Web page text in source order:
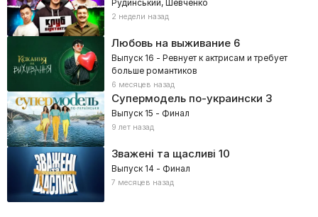
Рудинський, Шевченко
2 недели назад
Любовь на выживание6
Выпуск 16 - Ревнует к актрисам и требует
больше романтиков
6 месяцев назад
Супермодель по-украински 3
Выпуск 15 - Финал
9 лет назад
Зважені та щасливі 10
Выпуск 14 - Финал
7 месяцев назад